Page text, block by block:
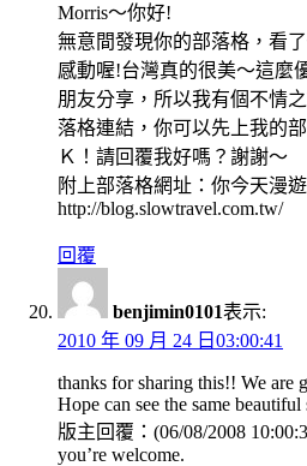
Morris～你好!
無意間發現你的部落格，看
感動喔!台灣真的很美～這麼
朋友分享，所以我有個不情
落格連結，你可以先上我的
Ｋ！請回覆我好嗎？謝謝～
附上部落格網址：你今天漫
http://blog.slowtravel.com.tw/
回覆
benjimin0101表示:
2010 年 09 月 24 日03:00:41
thanks for sharing this!! We are
Hope can see the same beautiful
版主回覆：(06/08/2008
you’re welcome.